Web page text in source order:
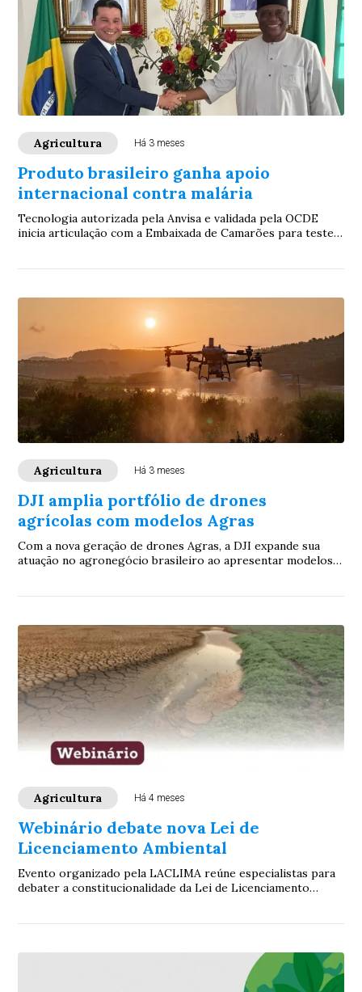
Agricultura Há 3 meses
Produto brasileiro ganha apoio
internacional contra malária
Tecnologia autorizada pela Anvisa e validada pela OCDE
inicia articulação com a Embaixada de Camarões para testes
Agricultura Há 3 meses
DJI amplia portfólio de drones
agrícolas com modelos Agras
Com a nova geração de drones Agras, a DJI expande sua
atuação no agronegócio brasileiro ao apresentar modelos
Agricultura Há 4 meses
Webinário debate nova Lei de
Licenciamento Ambiental
Evento organizado pela LACLIMA reúne especialistas para
debater a constitucionalidade da Lei de Licenciamento